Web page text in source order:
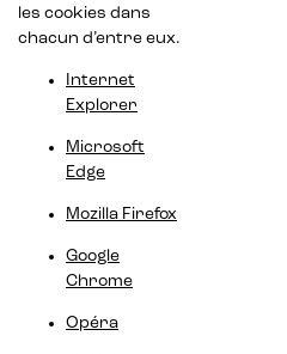
les cookies dans
chacun d’entre eux.
Internet
Explorer
Microsoft
Edge
Mozilla Firefox
Google
Chrome
Opéra